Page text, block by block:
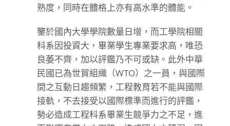
熟度，同時在體格上亦有高水準的體能。
鑒於國內大學學院數量日增，而工學院相關
科系因投資大，畢業學生專業要求高，唯恐
良萎不齊，加以評鑑乃不可或缺。此外中華
民國已為世貿組織（WTO）之一員，與國際
間之互動日趨頻繁，工程教育若不能與國際
接軌，不去接受以國際標準而進行的評鑑，
勢必造成工程科系畢業生競爭力之不足，進